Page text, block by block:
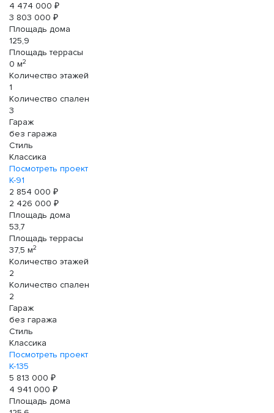
4 474 000 ₽
3 803 000 ₽
Площадь дома
125,9
Площадь террасы
0 м2
Количество этажей
1
Количество спален
3
Гараж
без гаража
Стиль
Классика
Посмотреть проект
К-91
2 854 000 ₽
2 426 000 ₽
Площадь дома
53,7
Площадь террасы
37,5 м2
Количество этажей
2
Количество спален
2
Гараж
без гаража
Стиль
Классика
Посмотреть проект
К-135
5 813 000 ₽
4 941 000 ₽
Площадь дома